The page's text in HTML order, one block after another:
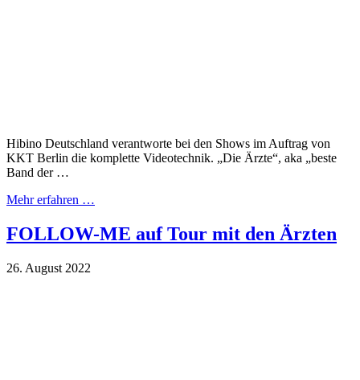
Hibino Deutschland verantworte bei den Shows im Auftrag von
KKT Berlin die komplette Videotechnik. „Die Ärzte“, aka „beste
Band der …
Mehr erfahren …
FOLLOW-ME auf Tour mit den Ärzten
26. August 2022